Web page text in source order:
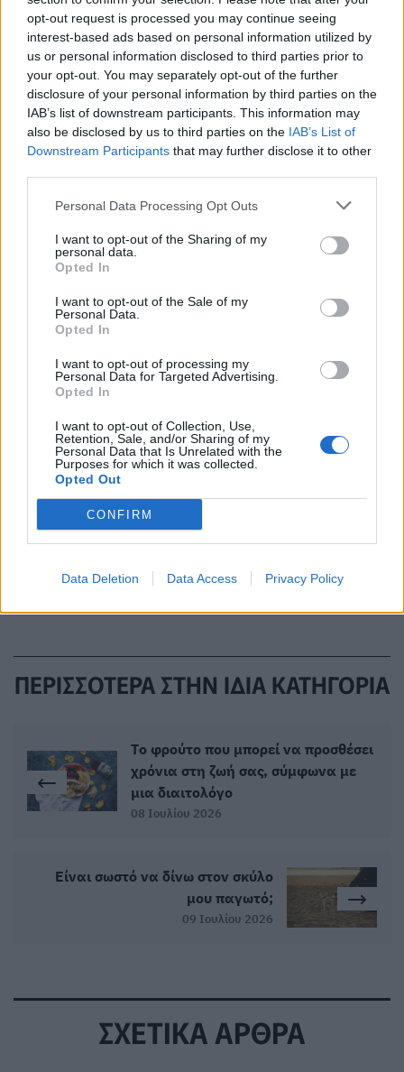
opt-out request is processed you may continue seeing
interest-based ads based on personal information utilized by
us or personal information disclosed to third parties prior to
your opt-out. You may separately opt-out of the further
disclosure of your personal information by third parties on the
IAB’s list of downstream participants. This information may
also be disclosed by us to third parties on the IAB’s List of
Downstream Participants that may further disclose it to other
Personal Data Processing Opt Outs
I want to opt-out of the Sharing of my
personal data.
Opted In
I want to opt-out of the Sale of my
Personal Data.
Opted In
I want to opt-out of processing my
Personal Data for Targeted Advertising.
Opted In
I want to opt-out of Collection, Use,
Retention, Sale, and/or Sharing of my
Personal Data that Is Unrelated with the
Purposes for which it was collected.
Opted Out
CONFIRM
Data Deletion Data Access Privacy Policy
ΔΙΑΒΑΣΤΕ ΑΚΟΜΑ
Πώς θα καθαρίσετε τα φίλτρα
του κλιματιστικού σας για
τρία υλικά - Συνταγή
Η ιδανική θερμοκρασία για τον
Πρόσθεσε το HealthStat
στα αγαπημένα σου στη
Google
ΠΕΡΠΑΤΗΜΑ ΝΕΡΟ ΥΓΕΙΑ ΟΦΕΛΗ
ΠΕΡΙΣΣΟΤΕΡΑ ΣΤΗΝ ΙΔΙΑ ΚΑΤΗΓΟΡΙΑ
Tο φρούτο που μπορεί να προσθέσει
χρόνια στη ζωή σας, σύμφωνα με
μια διαιτολόγο
08 Ιουλίου 2026
Είναι σωστό να δίνω στον σκύλο
μου παγωτό;
09 Ιουλίου 2026
ΣΧΕΤΙΚΑ ΑΡΘΡΑ